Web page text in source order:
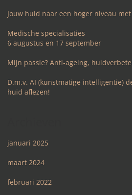
Jouw huid naar een hoger niveau
Medische specialisaties
6 augustus en 17 september
Mijn passie? Anti-ageing,
D.m.v. AI (kunstmatige intelligentie)
huid aflezen!
januari 2025
maart 2024
februari 2022